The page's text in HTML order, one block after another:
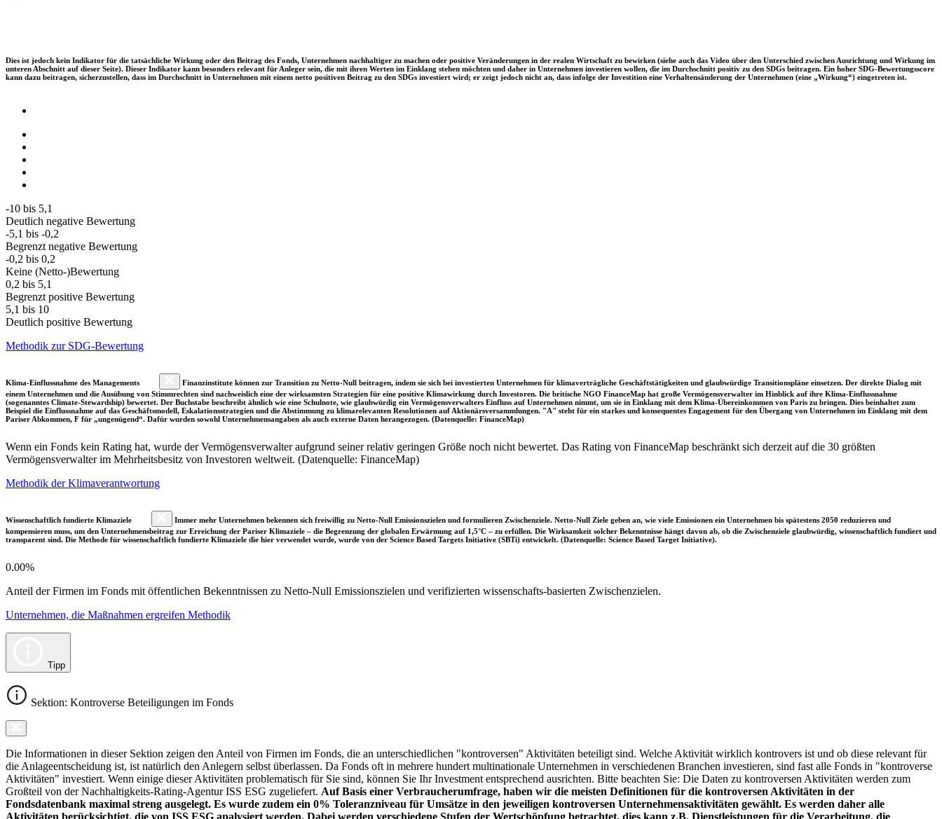
Dies ist jedoch kein Indikator für die tatsächliche Wirkung oder den Beitrag des Fonds, Unternehmen nachhaltiger zu machen oder positive Veränderungen in der realen Wirtschaft zu bewirken (siehe auch das Video über den Unterschied zwischen Ausrichtung und Wirkung im
unteren Abschnitt auf dieser Seite). Dieser Indikator kann besonders relevant für Anleger sein, die mit ihren Werten im Einklang stehen möchten und daher in Unternehmen investieren wollen, die im Durchschnitt positiv zu den SDGs beitragen. Ein hoher SDG-Bewertungsscore
kann dazu beitragen, sicherzustellen, dass im Durchschnitt in Unternehmen mit einem netto positiven Beitrag zu den SDGs investiert wird; er zeigt jedoch nicht an, dass infolge der Investition eine Verhaltensänderung der Unternehmen (eine „Wirkung“) eingetreten ist.
-10 bis 5,1
Deutlich negative Bewertung
-5,1 bis -0,2
Begrenzt negative Bewertung
-0,2 bis 0,2
Keine (Netto-)Bewertung
0,2 bis 5,1
Begrenzt positive Bewertung
5,1 bis 10
Deutlich positive Bewertung
Methodik zur SDG-Bewertung
Klima-Einflussnahme des Managements
Finanzinstitute können zur Transition zu Netto-Null beitragen, indem sie sich bei investierten Unternehmen für klimaverträgliche Geschäftstätigkeiten und glaubwürdige Transitionspläne einsetzen. Der direkte Dialog mit
einem Unternehmen und die Ausübung von Stimmrechten sind nachweislich eine der wirksamsten Strategien für eine positive Klimawirkung durch Investoren. Die britische NGO FinanceMap hat große Vermögensverwalter im Hinblick auf ihre Klima-Einflussnahme
(sogenanntes Climate-Stewardship) bewertet. Der Buchstabe beschreibt ähnlich wie eine Schulnote, wie glaubwürdig ein Vermögensverwalters Einfluss auf Unternehmen nimmt, um sie in Einklang mit dem Klima-Übereinkommen von Paris zu bringen. Dies beinhaltet zum
Beispiel die Einflussnahme auf das Geschäftsmodell, Eskalationsstrategien und die Abstimmung zu klimarelevanten Resolutionen auf Aktionärsversammlungen. "A" steht für ein starkes und konsequentes Engagement für den Übergang von Unternehmen im Einklang mit dem
Pariser Abkommen, F für „ungenügend“. Dafür wurden sowohl Unternehmensangaben als auch externe Daten herangezogen. (Datenquelle: FinanceMap)
Wenn ein Fonds kein Rating hat, wurde der Vermögensverwalter aufgrund seiner relativ geringen Größe noch nicht bewertet. Das Rating von FinanceMap beschränkt sich derzeit auf die 30 größten
Vermögensverwalter im Mehrheitsbesitz von Investoren weltweit. (Datenquelle: FinanceMap)
Methodik der Klimaverantwortung
Wissenschaftlich fundierte Klimaziele
Immer mehr Unternehmen bekennen sich freiwillig zu Netto-Null Emissionszielen und formulieren Zwischenziele. Netto-Null Ziele geben an, wie viele Emissionen ein Unternehmen bis spätestens 2050 reduzieren und
kompensieren muss, um den Unternehmensbeitrag zur Erreichung der Pariser Klimaziele – die Begrenzung der globalen Erwärmung auf 1,5°C – zu erfüllen. Die Wirksamkeit solcher Bekenntnisse hängt davon ab, ob die Zwischenziele glaubwürdig, wissenschaftlich fundiert und
transparent sind. Die Methode für wissenschaftlich fundierte Klimaziele die hier verwendet wurde, wurde von der Science Based Targets Initiative (SBTi) entwickelt. (Datenquelle: Science Based Target Initiative).
0.00%
Anteil der Firmen im Fonds mit öffentlichen Bekenntnissen zu Netto-Null Emissionszielen und verifizierten wissenschafts-basierten Zwischenzielen.
Unternehmen, die Maßnahmen ergreifen Methodik
Tipp
Sektion: Kontroverse Beteiligungen im Fonds
Die Informationen in dieser Sektion zeigen den Anteil von Firmen im Fonds, die an unterschiedlichen "kontroversen" Aktivitäten beteiligt sind. Welche Aktivität wirklich kontrovers ist und ob diese relevant für
die Anlageentscheidung ist, ist natürlich den Anlegern selbst überlassen. Da Fonds oft in mehrere hundert multinationale Unternehmen in verschiedenen Branchen investieren, sind fast alle Fonds in "kontroverse
Aktivitäten" investiert. Wenn einige dieser Aktivitäten problematisch für Sie sind, können Sie Ihr Investment entsprechend ausrichten. Bitte beachten Sie: Die Daten zu kontroversen Aktivitäten werden zum
Großteil von der Nachhaltigkeits-Rating-Agentur ISS ESG zugeliefert. Auf Basis einer Verbraucherumfrage, haben wir die meisten Definitionen für die kontroversen Aktivitäten in der
Fondsdatenbank maximal streng ausgelegt. Es wurde zudem ein 0% Toleranzniveau für Umsätze in den jeweiligen kontroversen Unternehmensaktivitäten gewählt. Es werden daher alle
Aktivitäten berücksichtigt, die von ISS ESG analysiert werden. Dabei werden verschiedene Stufen der Wertschöpfung betrachtet, dies kann z.B. Dienstleistungen für die Verarbeitung, die